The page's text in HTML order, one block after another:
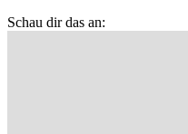
Schau dir das an: